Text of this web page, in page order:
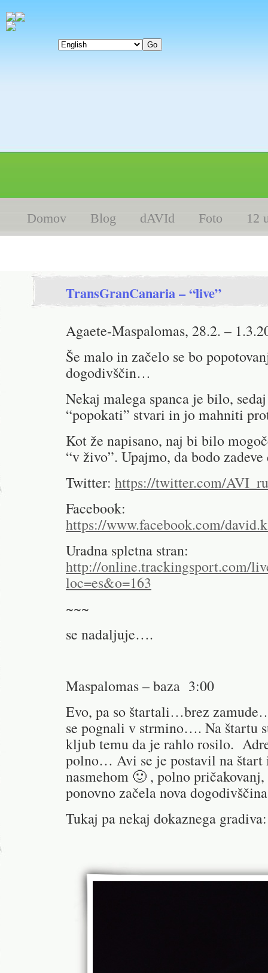
Domov Blog dAVId Foto 12
TransGranCanaria – “live”
Agaete-Maspalomas, 28.2. –
Še malo in začelo se bo
dogodivščin…
Nekaj malega spanca je bilo,
“popokati” stvari in jo mahniti
Kot že napisano, naj bi bilo
“v živo”. Upajmo, da bodo
Twitter: https://twitter.com/
Facebook:
https://www.facebook.com/
Uradna spletna stran:
http://online.trackingsport.com/
loc=es&o=163
~~~
se nadaljuje….
Maspalomas – baza 3:00
Evo, pa so štartali…brez
se pognali v strmino…. Na štartu
kljub temu da je rahlo rosilo.
polno… Avi se je postavil na štart
nasmehom 🙂 , polno pričakovanj,
ponovno začela nova
Tukaj pa nekaj dokaznega gradiva: